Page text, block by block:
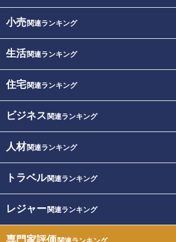
小売関連ランキング
生活関連ランキング
住宅関連ランキング
ビジネス 関連ランキング
人材関連ランキング
トラベル関連ランキング
レジャー関連ランキング